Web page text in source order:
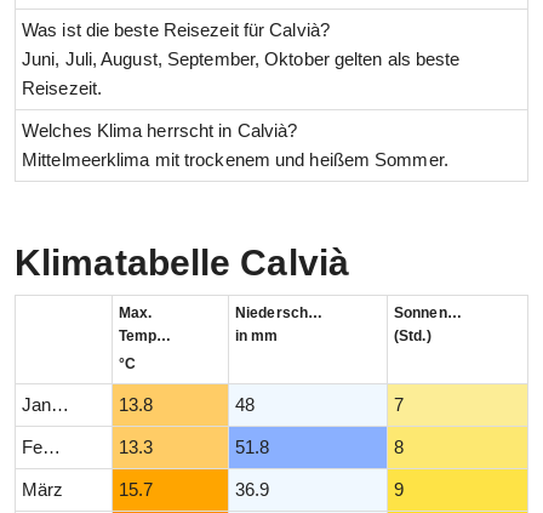
Was ist die beste Reisezeit für Calvià?
Juni, Juli, August, September, Oktober gelten als beste
Reisezeit.
Welches Klima herrscht in Calvià?
Mittelmeerklima mit trockenem und heißem Sommer.
Klimatabelle Calvià
Max.
Temperatur
°C
Niederschlag
in mm
Sonnenstunden
(Std.)
Januar 13.8 48 7
Februar 13.3 51.8 8
März 15.7 36.9 9